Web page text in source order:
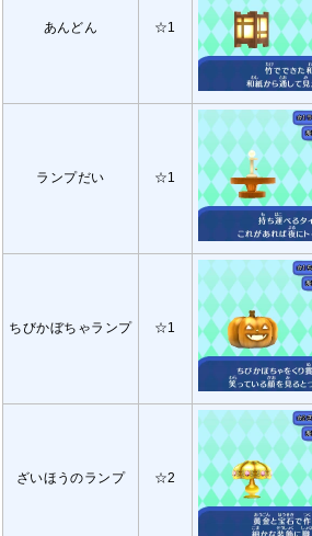
あんどん ☆1
ランプだい ☆1
ちびかぼちゃランプ ☆1
ざいほうのランプ ☆2